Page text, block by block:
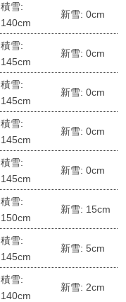
積雪:
140cm
新雪: 0cm
積雪:
145cm
新雪: 0cm
積雪:
145cm
新雪: 0cm
積雪:
145cm
新雪: 0cm
積雪:
145cm
新雪: 0cm
積雪:
150cm
新雪: 15cm
積雪:
145cm
新雪: 5cm
積雪:
140cm
新雪: 2cm